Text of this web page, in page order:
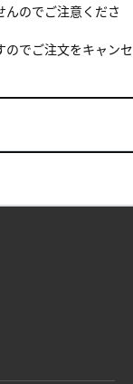
んのでご注意くださ
のでご注文をキャンセ